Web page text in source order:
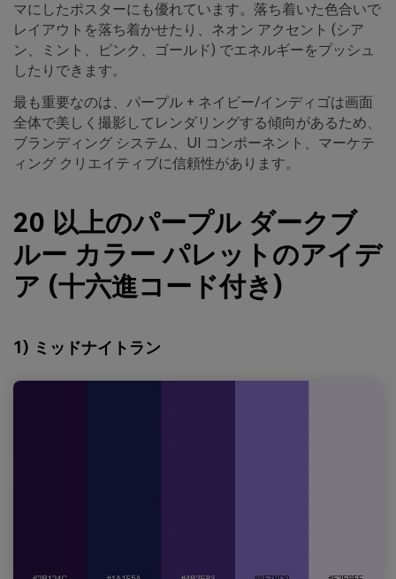
マにしたポスターにも優れています。落ち着いた色合いで
レイアウトを落ち着かせたり、ネオン アクセント (シア
ン、ミント、ピンク、ゴールド) でエネルギーをプッシュ
したりできます。
最も重要なのは、パープル + ネイビー/インディゴは画面
全体で美しく撮影してレンダリングする傾向があるため、
ブランディング システム、UI コンポーネント、マーケテ
ィング クリエイティブに信頼性があります。
20 以上のパープル ダークブ
ルー カラー パレットのアイデ
ア (十六進コード付き)
1) ミッドナイトラン